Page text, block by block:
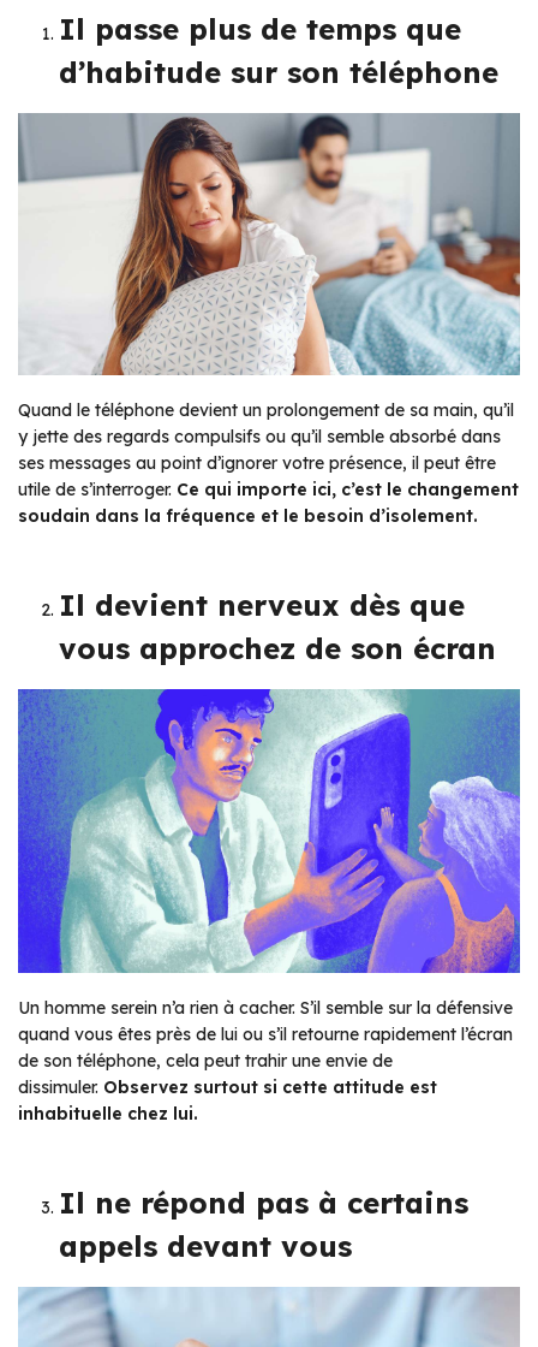
Il passe plus de temps que
d’habitude sur son téléphone
Quand le téléphone devient un prolongement de sa main, qu’il
y jette des regards compulsifs ou qu’il semble absorbé dans
ses messages au point d’ignorer votre présence, il peut être
utile de s’interroger. Ce qui importe ici, c’est le changement
soudain dans la fréquence et le besoin d’isolement.
Il devient nerveux dès que
vous approchez de son écran
Un homme serein n’a rien à cacher. S’il semble sur la défensive
quand vous êtes près de lui ou s’il retourne rapidement l’écran
de son téléphone, cela peut trahir une envie de
dissimuler. Observez surtout si cette attitude est
inhabituelle chez lui.
Il ne répond pas à certains
appels devant vous